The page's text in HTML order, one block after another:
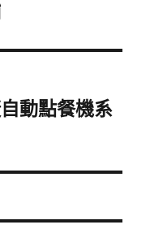
動點餐機系